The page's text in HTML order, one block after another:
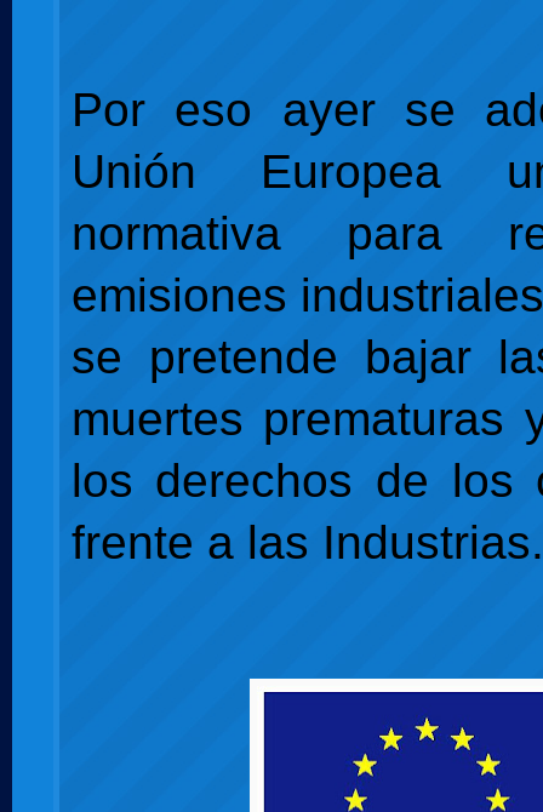
Por eso ayer se
Unión Europea
normativa para
emisiones
se pretende bajar
muertes prematuras
los derechos de los
frente a las Industrias.